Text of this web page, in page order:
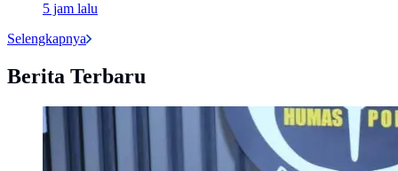
5 jam lalu
Selengkapnya
Berita Terbaru